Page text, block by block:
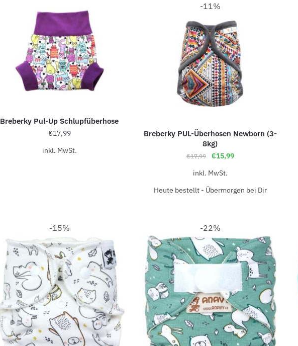
Breberky Pul-Up Schlupfüberhose
€17,99
inkl. MwSt.
-11%
Breberky PUL-Überhosen Newborn (3-
8kg)
€17,99 €15,99
inkl. MwSt.
Heute bestellt - Übermorgen bei Dir
-15% -22%